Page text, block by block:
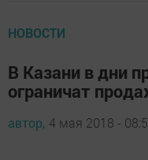
НОВОСТИ
В Казани в дни
ограничат
автор, 4 мая 2018 -